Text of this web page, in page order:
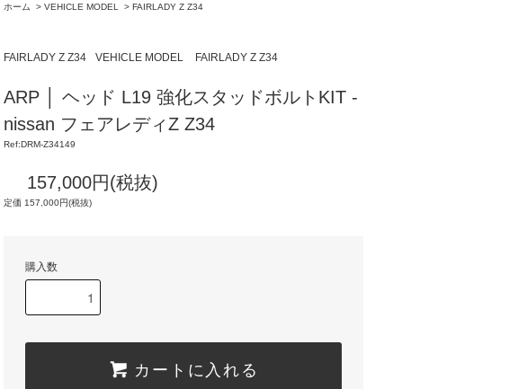
ホーム
> VEHICLE MODEL > FAIRLADY Z Z34
FAIRLADY Z Z34 VEHICLE MODEL FAIRLADY Z Z34
ARP │ ヘッド L19 強化スタッドボルトKIT -
nissan フェアレディZ Z34
Ref:DRM-Z34149
157,000円(税抜)
定価 157,000円(税抜)
購入数
カートに入れる